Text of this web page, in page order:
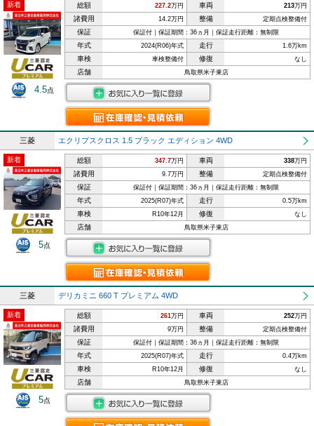
新着
4.5点
総額 227.2万円 車両 213万円
諸費用 14.2万円 整備 定期点検整備付
保証 保証付｜保証期間：36ヵ月｜保証走行距離：無制限
年式 2024(R06)年式 走行 1.6万km
車検 車検整備付 修復 なし
店舗 鳥取県米子東店
三菱 エクリプスクロス 1.5 ブラック エディション 4WD
新着
5点
総額 347.7万円 車両 338万円
諸費用 9.7万円 整備 定期点検整備付
保証 保証付｜保証期間：36ヵ月｜保証走行距離：無制限
年式 2025(R07)年式 走行 0.5万km
車検 R10年12月 修復 なし
店舗 鳥取県米子東店
三菱 デリカミニ 660 T プレミアム 4WD
新着
5点
総額 261万円 車両 252万円
諸費用 9万円 整備 定期点検整備付
保証 保証付｜保証期間：36ヵ月｜保証走行距離：無制限
年式 2025(R07)年式 走行 0.4万km
車検 R10年12月 修復 なし
店舗 鳥取県米子東店